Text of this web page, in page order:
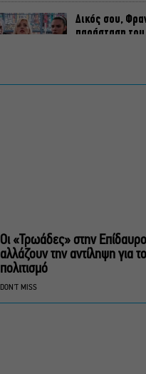
Δικός σου,
παράσταση του
Χριστίνας
Δημοτικό
Σπηλιόπουλου
Οι «Τρωάδες» στην Επίδαυρο
αλλάζουν την αντίληψη για
πολιτισμό
DON'T MISS